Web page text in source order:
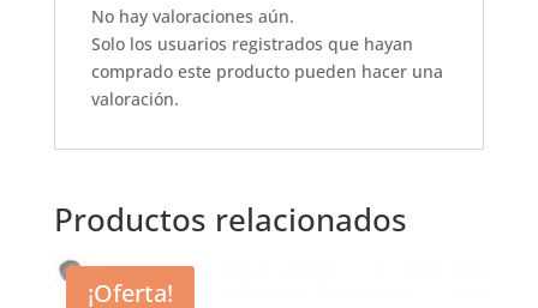
o
o
k
p
p
No hay valoraciones aún.
Solo los usuarios registrados que hayan
comprado este producto pueden hacer una
valoración.
Productos relacionados
¡Oferta!